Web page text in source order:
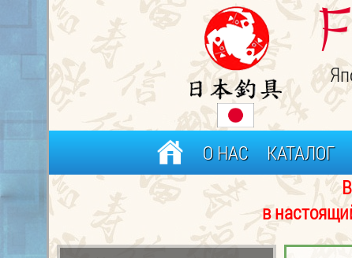
О НАС КАТАЛОГ
В связи с частым
в настоящий